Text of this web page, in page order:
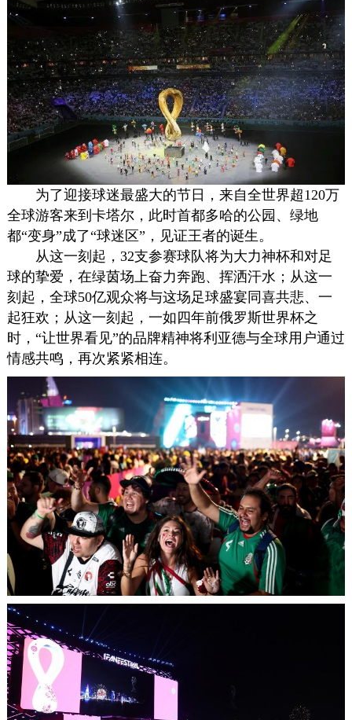
为了迎接球迷最盛大的节日，来自全世界超120万
全球游客来到卡塔尔，此时首都多哈的公园、绿地
都“变身”成了“球迷区”，见证王者的诞生。
从这一刻起，32支参赛球队将为大力神杯和对足
球的挚爱，在绿茵场上奋力奔跑、挥洒汗水；从这一
刻起，全球50亿观众将与这场足球盛宴同喜共悲、一
起狂欢；从这一刻起，一如四年前俄罗斯世界杯之
时，“让世界看见”的品牌精神将利亚德与全球用户通过
情感共鸣，再次紧紧相连。